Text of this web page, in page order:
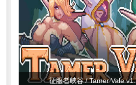
征服者峡谷 / Tamer Vale